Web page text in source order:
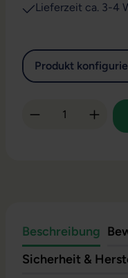
Lieferzeit ca. 3-4
Produkt
Produkt
Beschreibung
Sicherheit &